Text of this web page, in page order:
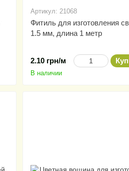
Артикул: 21068
Фитиль для изготовления
1.5 мм, длина 1 метр
2.10 грн/м
В наличии